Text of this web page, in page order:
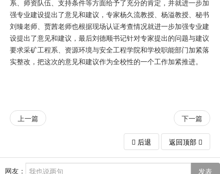
系、师资队伍、支持条件等方面给予了充分的肯定，并就进一步加
强专业建设提出了意见和建议，专家杨久流教授、杨溢教授、秘书
刘臻老师、贾茜老师也根据现场认证考查情况就进一步加强专业建
设提出了意见和建议，最后刘德顺书记针对专家提出的问题与建议
要求采矿工程系、资源环境与安全工程学院和学校职能部门加紧落
实整改，把这次的意见和建议作为全校性的一个工作加紧推进。
上一篇 下一篇
后退 返回顶部
网友： 发表